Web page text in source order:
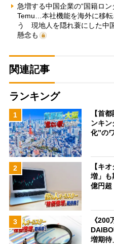
急増する中国企業の“国籍ロ
Temu…本社機能を海外に移
う 現地人を隠れ蓑にした中
懸念も
関連記事
ランキング
1
【首
ンキン
化”の
2
【キ
増」も
億円
3
《
増期